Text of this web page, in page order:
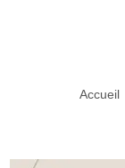
Accueil